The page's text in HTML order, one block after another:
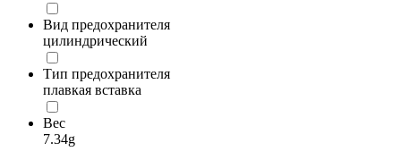
Вид предохранителя
цилиндрический
Тип предохранителя
плавкая вставка
Вес
7.34g